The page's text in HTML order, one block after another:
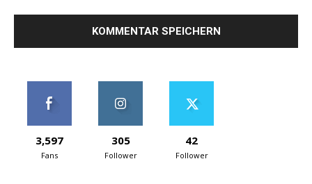
3,597
Fans
305
Follower
42
Follower